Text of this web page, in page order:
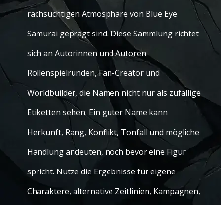
rachsüchtigen Atmosphäre von Blue Eye
Samurai geprägt sind. Diese Sammlung richtet
sich an Autorinnen und Autoren,
Rollenspielrunden, Fan-Creator und
Worldbuilder, die Namen nicht nur als zufällige
Etiketten sehen. Ein guter Name kann
Herkunft, Rang, Konflikt, Tonfall und mögliche
Handlung andeuten, noch bevor eine Figur
spricht. Nutze die Ergebnisse für eigene
Charaktere, alternative Zeitlinien, Kampagnen,